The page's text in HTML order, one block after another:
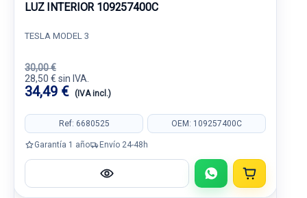
LUZ INTERIOR 109257400C
TESLA MODEL 3
30,00 €
28,50 € sin IVA.
34,49 € (IVA incl.)
Ref: 6680525 OEM: 109257400C
Garantía 1 año Envío 24-48h